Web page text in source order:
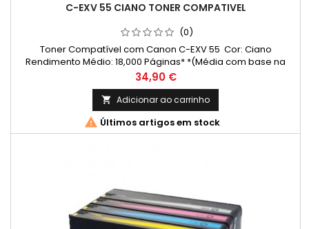
C-EXV 55 CIANO TONER COMPATIVEL
(0)
Toner Compatível com Canon C-EXV 55 Cor: Ciano
Rendimento Médio: 18,000 Páginas* *(Média com base na
norma ISO/IEC 24711 e impressão contínua. O rendimento real
varia consideravelmente com base no conteúdo das
páginas impressas e noutros factores.)
Preço
34,90 €
 Adicionar ao carrinho
 Últimos artigos em stock